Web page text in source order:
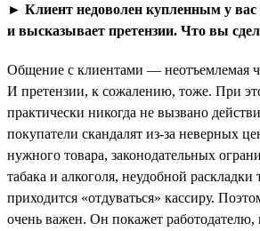
► Клиент недоволен купленным у вас
и высказывает претензии. Что вы
Общение с клиентами — неотъемлемая
И претензии, к сожалению, тоже. При
практически никогда не вызвано
покупатели скандалят из-за неверных
нужного товара, законодательных
табака и алкоголя, неудобной раскладки
приходится «отдуваться» кассиру.
очень важен. Он покажет работодателю,